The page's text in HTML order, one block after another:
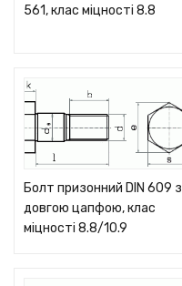
561, клас міцності 8.8
Болт призонний DIN 609 з
довгою цапфою, клас
міцності 8.8/10.9